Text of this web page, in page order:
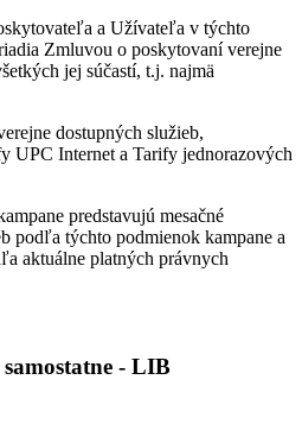
a Užívateľa v týchto
Zmluvou o poskytovaní verejne
jej súčastí, t.j. najmä
dostupných služieb,
UPC Internet a Tarify jednorazových
predstavujú mesačné
podľa týchto podmienok kampane a
aktuálne platných právnych
- LIB